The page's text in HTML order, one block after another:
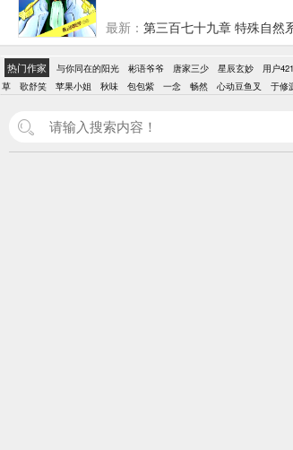
最新： 第三百七十九章 特殊自然
热门作家 与你同在的阳光 彬语爷爷 唐家三少 星辰玄妙 用户
草
歌舒笑 苹果小姐 秋味 包包紫 一念 畅然 心动豆鱼叉 于修